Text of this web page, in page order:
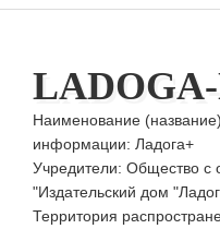
Наименование
информации: Ладога+
Учредители: Общество с
"Издательский дом
Территория